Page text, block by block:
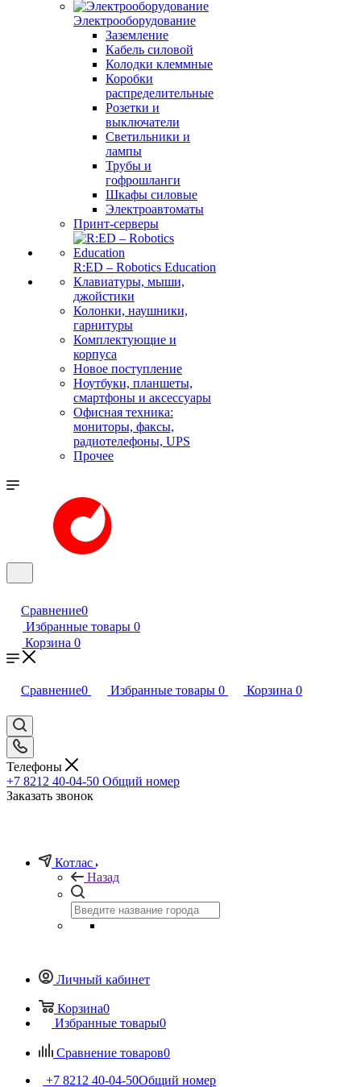
Электрооборудование
Заземление
Кабель силовой
Колодки клеммные
Коробки
распределительные
Розетки и
выключатели
Светильники и
лампы
Трубы и
гофрошланги
Шкафы силовые
Электроавтоматы
Принт-серверы
R:ED – Robotics Education
Клавиатуры, мыши,
джойстики
Колонки, наушники,
гарнитуры
Комплектующие и
корпуса
Новое поступление
Ноутбуки, планшеты,
смартфоны и аксессуары
Офисная техника:
мониторы, факсы,
радиотелефоны, UPS
Прочее
Сравнение0
Избранные товары 0
Корзина 0
Сравнение0 Избранные товары 0 Корзина 0
Телефоны
+7 8212 40-04-50 Общий номер
Заказать звонок
Котлас
Назад
Личный кабинет
Корзина0
Избранные товары0
Сравнение товаров0
+7 8212 40-04-50Общий номер